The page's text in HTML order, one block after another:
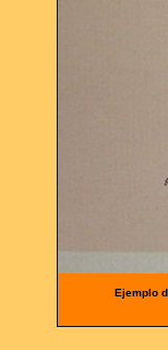
Ejemplo